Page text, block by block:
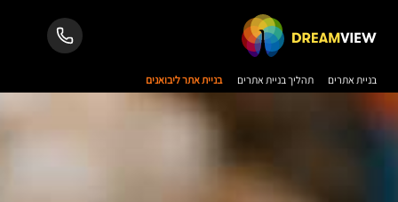
בניית אתרים תהליך בניית אתרים בניית אתר ליבואנים